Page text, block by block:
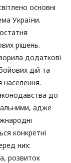
основні
України.
рішень.
додаткові
дій та
до
адже
конкретні
них:
розвиток